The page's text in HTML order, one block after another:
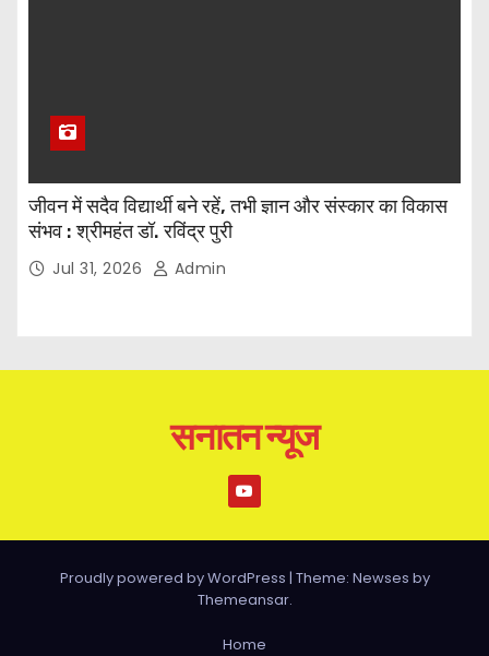
जीवन में सदैव विद्यार्थी बने रहें, तभी ज्ञान और संस्कार का विकास
संभव : श्रीमहंत डॉ. रविंद्र पुरी
Jul 31, 2026 Admin
सनातन न्यूज
Proudly powered by WordPress | Theme: Newses by
Themeansar.
Home